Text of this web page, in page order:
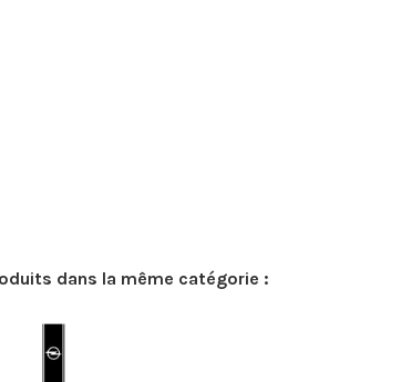
dans la même catégorie :